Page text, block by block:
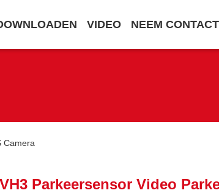
VIDEO NEEM
Camera
Parkeersensor Video